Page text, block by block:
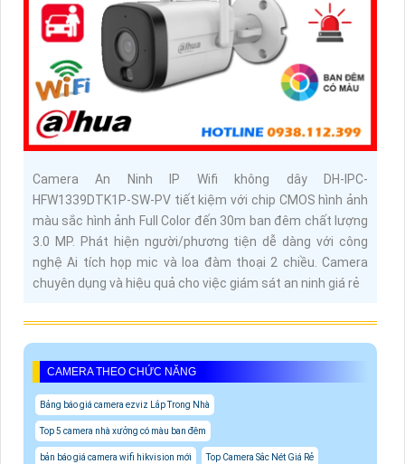
Camera An Ninh IP Wifi không dây DH-IPC-
HFW1339DTK1P-SW-PV tiết kiệm với chip CMOS hình ảnh
màu sắc hình ảnh Full Color đến 30m ban đêm chất lượng
3.0 MP. Phát hiện người/phương tiện dễ dàng với công
nghệ Ai tích họp mic và loa đàm thoại 2 chiều. Camera
chuyên dụng và hiệu quả cho việc giám sát an ninh giá rẻ
CAMERA THEO CHỨC NĂNG
Bảng báo giá camera ezviz Lắp Trong Nhà
Top 5 camera nhà xưởng có màu ban đêm
bản báo giá camera wifi hikvision mới Top Camera Sắc Nét Giá Rẻ